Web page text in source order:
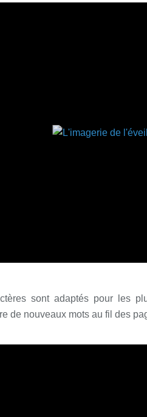
sont adaptés pour les
de nouveaux mots au fil des